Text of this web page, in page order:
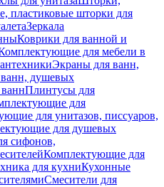
пластиковые шторки для
Зеркала
Коврики для ванной и
для мебели в
Экраны для ванн,
душевых
Плинтусы для
для
для унитазов, писсуаров,
для душевых
сифонов,
Комплектующие для
для кухниКухонные
Смесители для